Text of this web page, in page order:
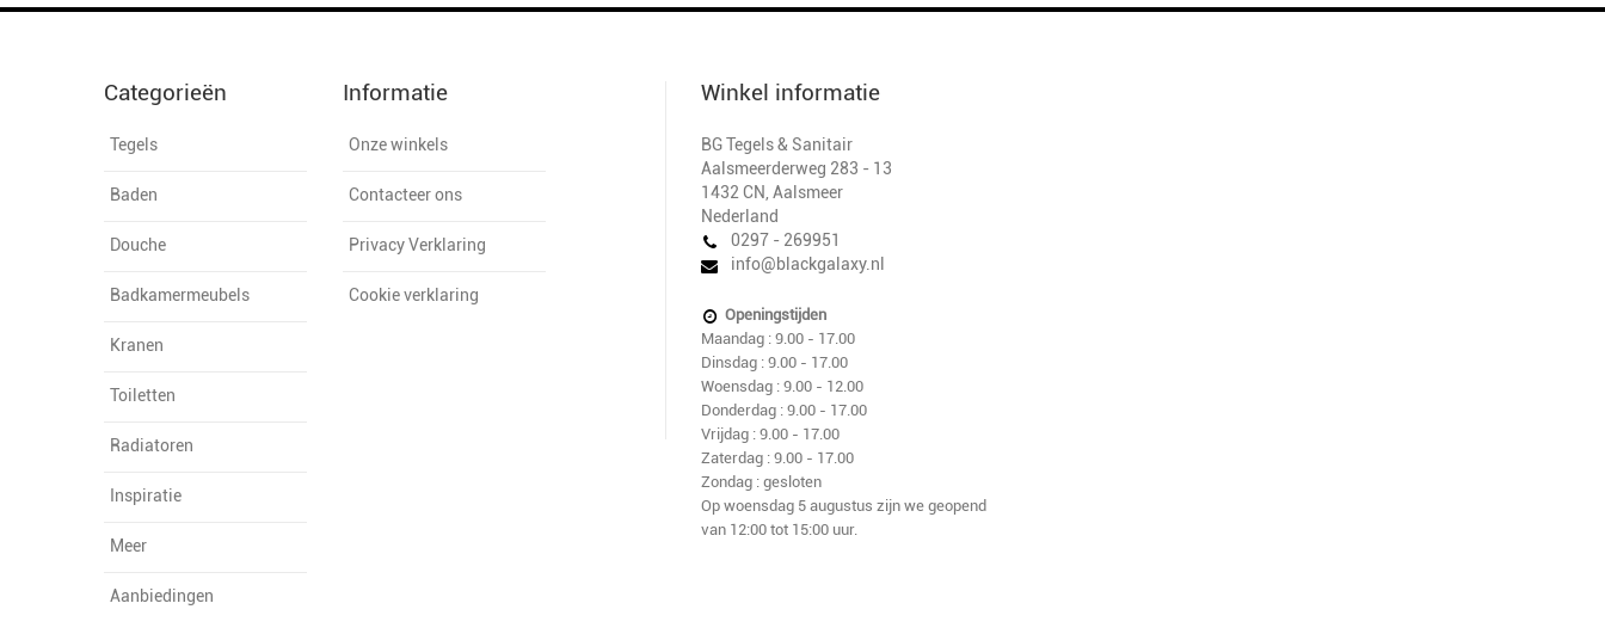
Categorieën
Tegels
Baden
Douche
Badkamermeubels
Kranen
Toiletten
Radiatoren
Inspiratie
Meer
Aanbiedingen
Informatie
Onze winkels
Contacteer ons
Privacy Verklaring
Cookie verklaring
Winkel informatie
BG Tegels & Sanitair
Aalsmeerderweg 283 - 13
1432 CN Aalsmeer
Nederland
0297 - 269951
info@blackgalaxy.nl
Openingstijden
Maandag : 9.00 - 17.00
Dinsdag : 9.00 - 17.00
Woensdag : 9.00 - 12.00
Donderdag : 9.00 - 17.00
Vrijdag : 9.00 - 17.00
Zaterdag : 9.00 - 17.00
Zondag : gesloten
Op woensdag 5 augustus zijn we geopend
van 12:00 tot 15:00 uur.